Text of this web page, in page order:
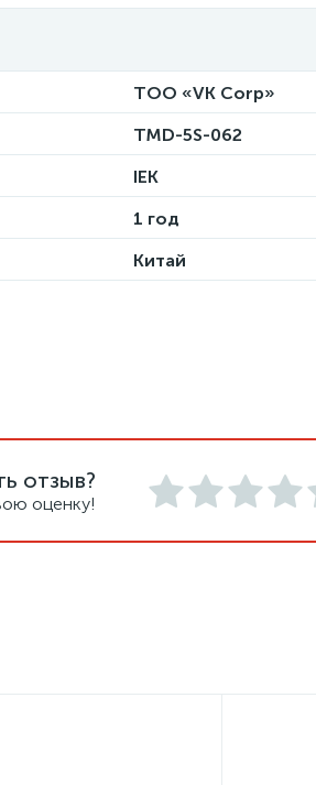
ТОО «VK Corp»
TMD-5S-062
IEK
1 год
Китай
отзыв?
оценку!